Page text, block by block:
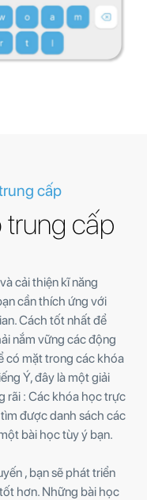
cấp
trung cấp
cải thiện kĩ năng
cần thích ứng với
Cách tốt nhất để
nắm vững các động
có mặt trong các khóa
Ý, đây là một giải
rãi : Các khóa học trực
được danh sách các
bài học tùy ý bạn.
, bạn sẽ phát triển
hơn. Những bài học